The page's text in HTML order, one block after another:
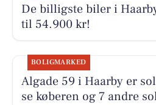
De billigste biler i
til 54.900 kr!
BOLIGMARKED
Algade 59 i Haarby er
se køberen og 7 andre